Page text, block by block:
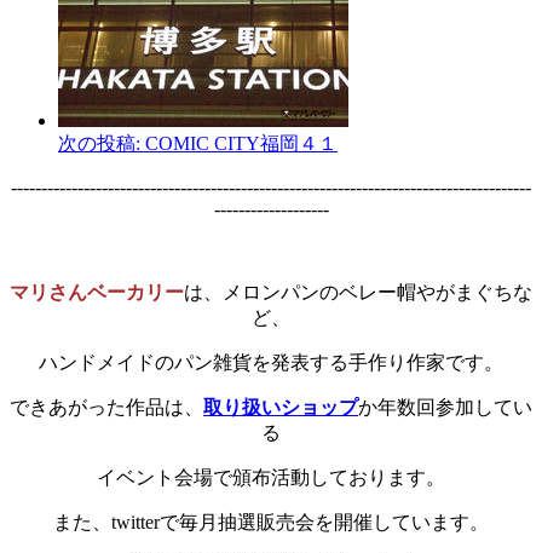
次の投稿: COMIC CITY福岡４１
--------------------------------------------------------------------------------------
-------------------
マリさんベーカリーは、メロンパンのベレー帽やがまぐちな
ど、
ハンドメイドのパン雑貨を発表する手作り作家です。
できあがった作品は、 取り扱いショップか年数回参加してい
る
イベント会場で頒布活動しております。
また、twitterで毎月抽選販売会を開催しています。